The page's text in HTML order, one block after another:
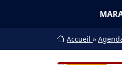
Accueil »